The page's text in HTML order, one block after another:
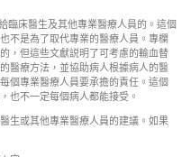
臨床醫生及其他專業醫療人員的。這個
不是為了取代專業的醫療人員。專欄
，但這些文獻説明了可考慮的輸血替
醫療方法，並協助病人根據病人的醫
個專業醫療人員要承擔的責任。這個
也不一定每個病人都能接受。
生或其他專業醫療人員的建議。如果